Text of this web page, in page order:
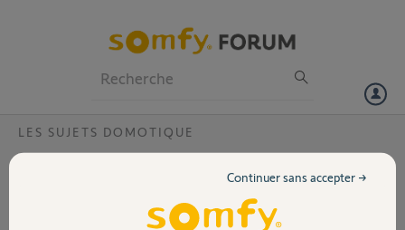
Volet
LES SUJETS DOMOTIQUE
Connection Apple Home ?
Je ne réussis pas à connecter ma Tahoma Switch à Appel Home.
Continuer sans accepter →